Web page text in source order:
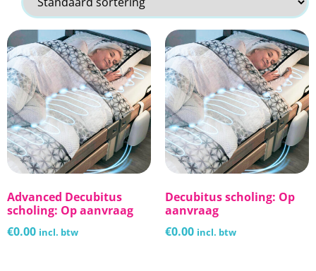
Advanced Decubitus
scholing: Op aanvraag
€0.00 incl. btw
Decubitus scholing: Op
aanvraag
€0.00 incl. btw